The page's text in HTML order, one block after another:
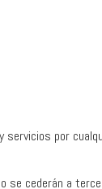
servicios por
cederán a